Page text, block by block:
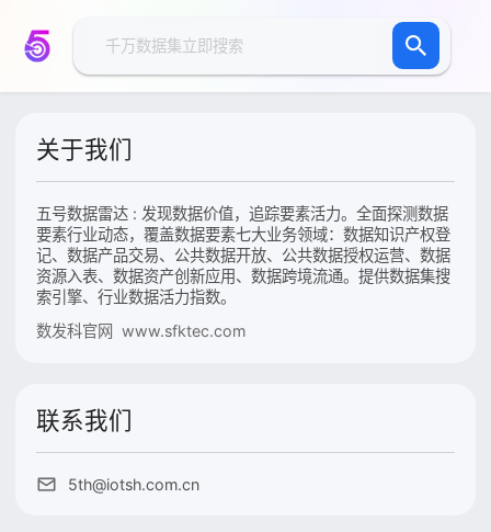
关于我们
五号数据雷达 : 发现数据价值，追踪要素活力。全面探测数据
要素行业动态，覆盖数据要素七大业务领域：数据知识产权登
记、数据产品交易、公共数据开放、公共数据授权运营、数据
资源入表、数据资产创新应用、数据跨境流通。提供数据集搜
索引擎、行业数据活力指数。
数发科官网 www.sfktec.com
联系我们
5th@iotsh.com.cn